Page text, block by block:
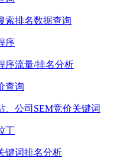
索排名数据查询
序
序流量/排名分析
查询
、公司SEM竞价关键词
丁
键词排名分析